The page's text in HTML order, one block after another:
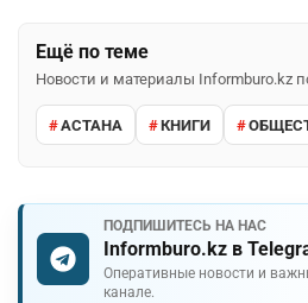
Ещё по теме
Новости и материалы Informburo.kz
АСТАНА КНИГИ
ПОДПИШИТЕСЬ НА НАС
Informburo.kz в
Оперативные новости и
канале.